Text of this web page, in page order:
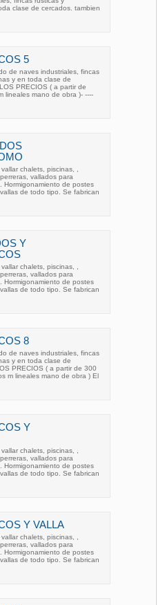
clase de cercados. tambien
5
de naves industriales, fincas
y en toda clase de
PRECIOS ( a partir de
lineales mano de obra )- ----
chalets, piscinas, ,
vallados para
Hormigonamiento de postes
de todo tipo. Se fabrican
Y
chalets, piscinas, ,
vallados para
Hormigonamiento de postes
de todo tipo. Se fabrican
8
de naves industriales, fincas
y en toda clase de
PRECIOS ( a partir de 300
m lineales mano de obra ) El
Y
chalets, piscinas, ,
vallados para
Hormigonamiento de postes
de todo tipo. Se fabrican
Y VALLA
chalets, piscinas, ,
vallados para
Hormigonamiento de postes
de todo tipo. Se fabrican